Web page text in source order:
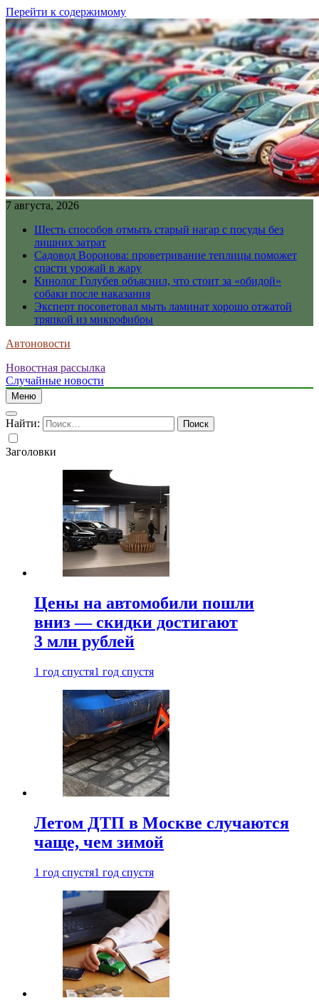
Перейти к содержимому
7 августа, 2026
Шесть способов отмыть старый нагар с посуды без
лишних затрат
Садовод Воронова: проветривание теплицы поможет
спасти урожай в жару
Кинолог Голубев объяснил, что стоит за «обидой»
собаки после наказания
Эксперт посоветовал мыть ламинат хорошо отжатой
тряпкой из микрофибры
Автоновости
Новостная рассылка
Случайные новости
Меню
Найти:
Заголовки
Цены на автомобили пошли
вниз — скидки достигают
3 млн рублей
1 год спустя1 год спустя
Летом ДТП в Москве случаются
чаще, чем зимой
1 год спустя1 год спустя